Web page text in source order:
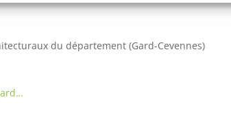
du département (Gard-Cevennes)